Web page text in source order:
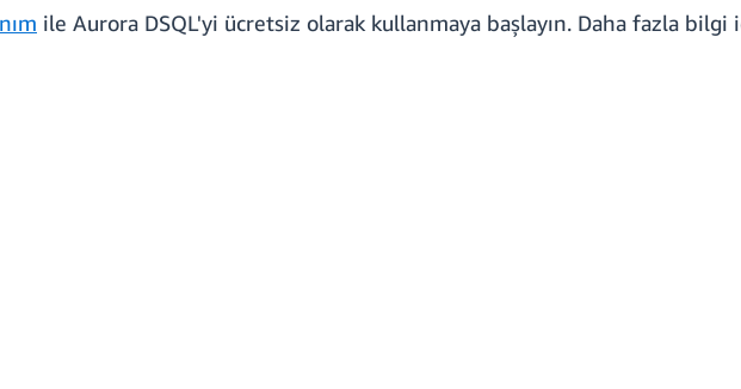
ile Aurora DSQL'yi ücretsiz olarak kullanmaya başlayın. Daha fazla bilgi